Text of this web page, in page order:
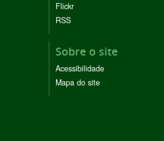
Flickr
RSS
Sobre o site
Acessibilidade
Mapa do site